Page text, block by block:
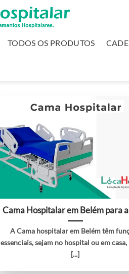
TODOS OS PRODUTOS
Cama Hospitalar em Belém para
A Cama hospitalar em Belém têm
essenciais, sejam no hospital ou em
[...]